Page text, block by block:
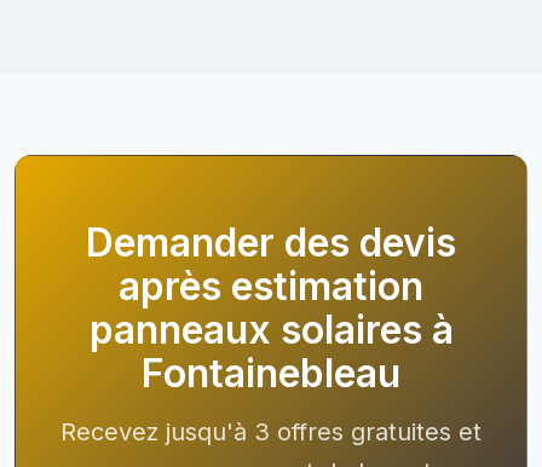
Demander des devis
après estimation
panneaux solaires à
Fontainebleau
Recevez jusqu'à 3 offres gratuites et